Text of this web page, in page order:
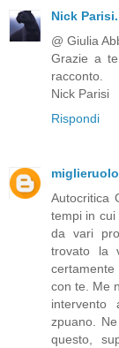
Nick Parisi.
@ Giulia
Grazie a
racconto.
Nick Parisi
Rispondi
miglieruolo
Autocritica
tempi in cui
da vari
trovato la
con te. Me
intervento
zpuano.
questo,